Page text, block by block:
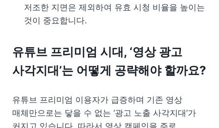
저조한 지면은 제외하여 유효 시청 비율을 높이는
것이 중요합니다.
유튜브 프리미엄 시대, ‘영상 광고
사각지대’는 어떻게 공략해야 할까요?
유튜브 프리미엄 이용자가 급증하며 기존 영상
매체만으로는 닿을 수 없는 ‘광고 노출 사각지대’가